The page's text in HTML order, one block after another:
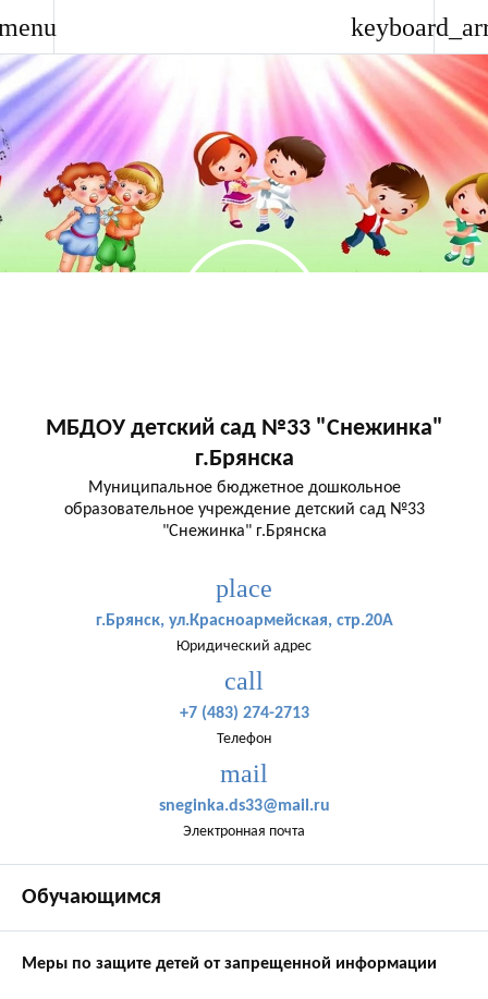
МБДОУ детский сад №33 "Снежинка"
г.Брянска
Муниципальное бюджетное дошкольное
образовательное учреждение детский сад №33
"Снежинка" г.Брянска
place
г.Брянск, ул.Красноармейская, стр.20А
Юридический адрес
call
+7 (483) 274-2713
Телефон
mail
sneginka.ds33@mail.ru
Электронная почта
Обучающимся
Меры по защите детей от запрещенной информации